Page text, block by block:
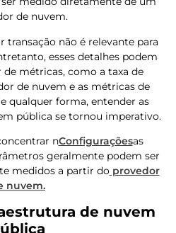
de nuvem.
transação não é relevante para
esses detalhes podem
métricas, como a taxa de
de nuvem e as métricas de
qualquer forma, entender as
pública se tornou imperativo.
nConfiguraçõesas
geralmente podem ser
medidos a partir doprovedor
nuvem.
de nuvem